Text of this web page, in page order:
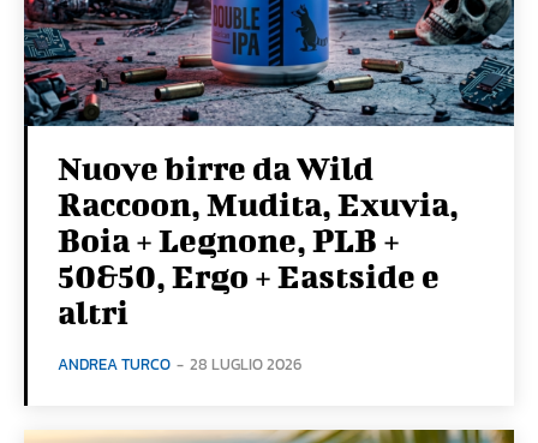
Nuove birre da Wild
Raccoon, Mudita, Exuvia,
Boia + Legnone, PLB +
50&50, Ergo + Eastside e
altri
ANDREA TURCO - 28 LUGLIO 2026